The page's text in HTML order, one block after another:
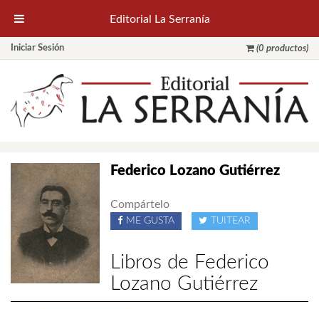
Iniciar Sesión (0 productos)
Federico Lozano Gutiérrez
Compártelo
ME GUSTA TUITEAR
Libros de Federico
Lozano Gutiérrez
Editorial La Serranía